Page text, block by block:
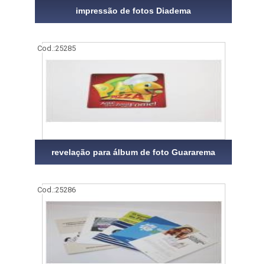
impressão de fotos Diadema
Cod.:25285
revelação para álbum de foto Guararema
Cod.:25286